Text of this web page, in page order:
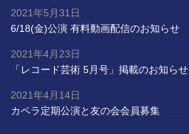
6/18(金)公演 有料動画配信のお知らせ
2021年5月31日
「レコード芸術 5月号」掲載のお知らせ
2021年4月23日
カペラ定期公演と友の会会員募集
2021年4月14日